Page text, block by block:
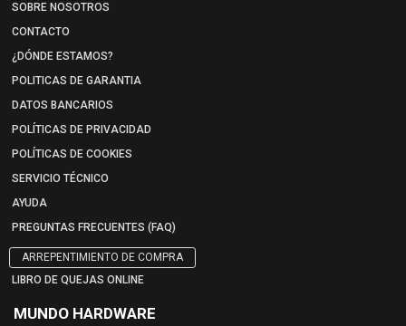
SOBRE NOSOTROS
CONTACTO
¿DÓNDE ESTAMOS?
POLITICAS DE GARANTIA
DATOS BANCARIOS
POLÍTICAS DE PRIVACIDAD
POLÍTICAS DE COOKIES
SERVICIO TÉCNICO
AYUDA
PREGUNTAS FRECUENTES (FAQ)
ARREPENTIMIENTO DE COMPRA
LIBRO DE QUEJAS ONLINE
MUNDO HARDWARE